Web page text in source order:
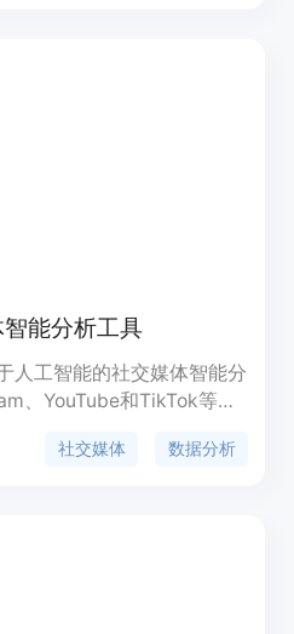
能分析工具
人工智能的社交媒体智能分
、YouTube和TikTok等社
据，帮助企业实现销售和营
社交媒体 数据分析